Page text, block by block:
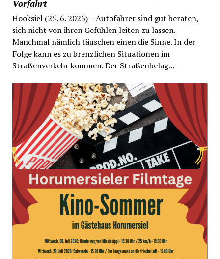
Vorfahrt
Hooksiel (25. 6. 2026) – Autofahrer sind gut beraten,
sich nicht von ihren Gefühlen leiten zu lassen.
Manchmal nämlich täuschen einen die Sinne. In der
Folge kann es zu brenzlichen Situationen im
Straßenverkehr kommen. Der Straßenbelag...